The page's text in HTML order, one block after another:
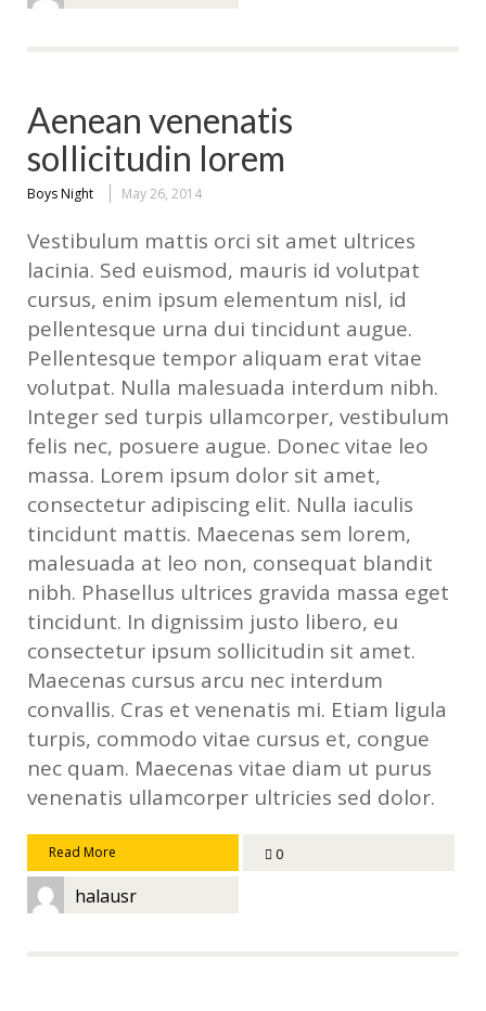
Aenean venenatis
sollicitudin lorem
Boys Night May 26, 2014
Vestibulum mattis orci sit amet ultrices
lacinia. Sed euismod, mauris id volutpat
cursus, enim ipsum elementum nisl, id
pellentesque urna dui tincidunt augue.
Pellentesque tempor aliquam erat vitae
volutpat. Nulla malesuada interdum nibh.
Integer sed turpis ullamcorper, vestibulum
felis nec, posuere augue. Donec vitae leo
massa. Lorem ipsum dolor sit amet,
consectetur adipiscing elit. Nulla iaculis
tincidunt mattis. Maecenas sem lorem,
malesuada at leo non, consequat blandit
nibh. Phasellus ultrices gravida massa eget
tincidunt. In dignissim justo libero, eu
consectetur ipsum sollicitudin sit amet.
Maecenas cursus arcu nec interdum
convallis. Cras et venenatis mi. Etiam ligula
turpis, commodo vitae cursus et, congue
nec quam. Maecenas vitae diam ut purus
venenatis ullamcorper ultricies sed dolor.
Read More 0
halausr